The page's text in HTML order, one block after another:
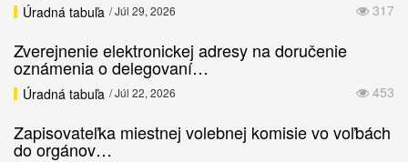
317
Úradná tabuľa / Júl 29, 2026
Zverejnenie elektronickej adresy na doručenie
oznámenia o delegovaní…
453
Úradná tabuľa / Júl 22, 2026
Zapisovateľka miestnej volebnej komisie vo voľbách
do orgánov…